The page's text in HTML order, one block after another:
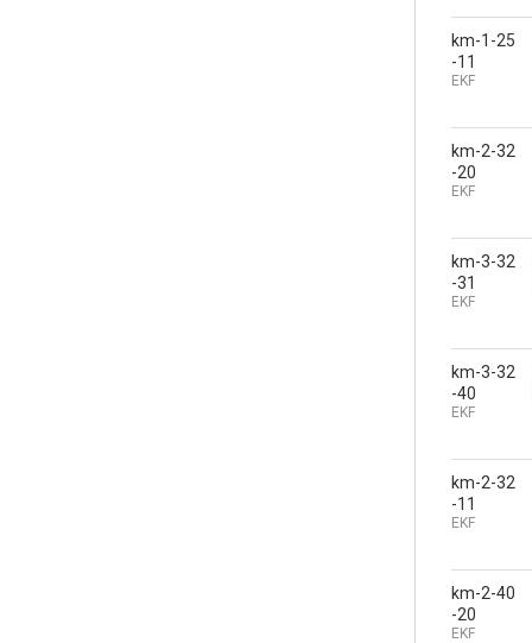
km-1-25
-11
EKF
km-2-32
-20
EKF
km-3-32
-31
EKF
km-3-32
-40
EKF
km-2-32
-11
EKF
km-2-40
-20
EKF